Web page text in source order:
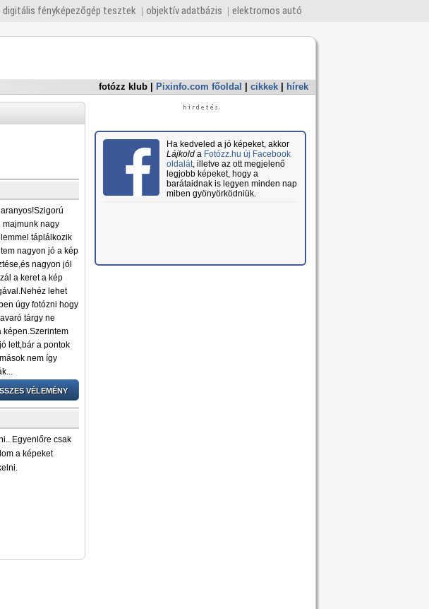
digitális fényképezőgép tesztek objektív adatbázis elektromos autó
fotózz klub Pixinfo.com főoldal cikkek hírek
majmunk nagy
táplálkozik
nagyon jó a kép
nagyon jól
a keret a kép
lehet
úgy fotózni hogy
tárgy ne
képen.Szerintem
lett,bár a pontok
nem így
VÉLEMÉNY
Egyenlőre csak
a képeket
Ha kedveled a jó képeket, akkor
Lájkolda Fotózz.hu új Facebook
oldalát, illetve az ott megjelenő
legjobb képeket, hogy a
barátaidnak is legyen minden nap
miben gyönyörködniük.